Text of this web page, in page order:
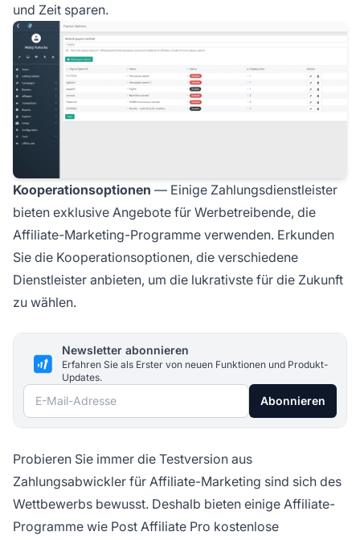
und Zeit sparen.
Kooperationsoptionen — Einige Zahlungsdienstleister
bieten exklusive Angebote für Werbetreibende, die
Affiliate-Marketing-Programme verwenden. Erkunden
Sie die Kooperationsoptionen, die verschiedene
Dienstleister anbieten, um die lukrativste für die Zukunft
zu wählen.
Newsletter abonnieren
Erfahren Sie als Erster von neuen Funktionen und Produkt-
Updates.
E-Mail-Adresse Abonnieren
Probieren Sie immer die Testversion aus
Zahlungsabwickler für Affiliate-Marketing sind sich des
Wettbewerbs bewusst. Deshalb bieten einige Affiliate-
Programme wie Post Affiliate Pro kostenlose